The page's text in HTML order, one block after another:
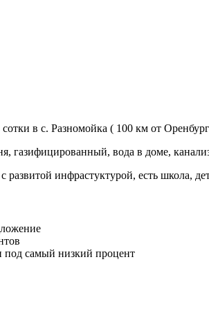
в с. Разномойка ( 100 км от
газифицированный, вода в доме,
развитой инфрастуктурой, есть школа,
самый низкий процент